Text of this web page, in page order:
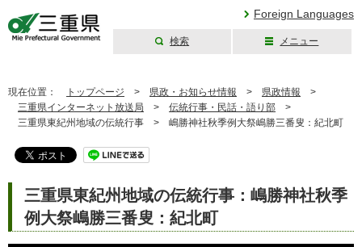
Foreign Languages
検索 メニュー
現在位置： トップページ > 県政・お知らせ情報 > 県政情報 >
三重県インターネット放送局 > 伝統行事・民話・語り部 >
三重県東紀州地域の伝統行事 > 嶋勝神社秋季例大祭嶋勝三番叟：紀北町
三重県東紀州地域の伝統行事：嶋勝神社秋季
例大祭嶋勝三番叟：紀北町